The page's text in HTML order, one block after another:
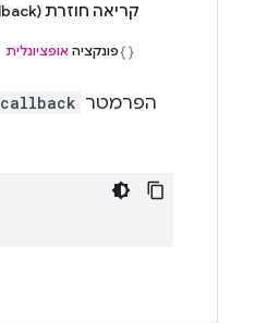
קריאה חוזרת (callback)
פונקציה אופציונלית
הפרמטר callback